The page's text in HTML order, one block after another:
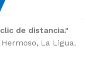
de distancia."
La Ligua.